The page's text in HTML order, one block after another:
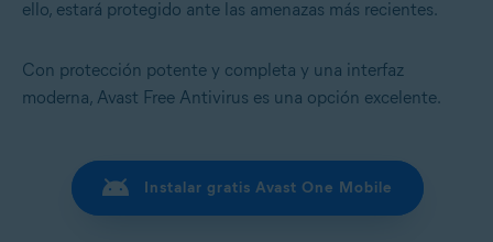
ello, estará protegido ante las amenazas más recientes.
Con protección potente y completa y una interfaz
moderna, Avast Free Antivirus es una opción excelente.
Instalar gratis Avast One Mobile